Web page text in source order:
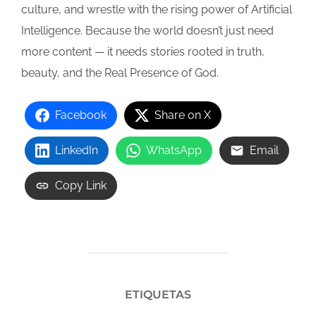
culture, and wrestle with the rising power of Artificial
Intelligence. Because the world doesn’t just need
more content — it needs stories rooted in truth,
beauty, and the Real Presence of God.
Facebook Share on X
LinkedIn WhatsApp Email
Copy Link
ETIQUETAS